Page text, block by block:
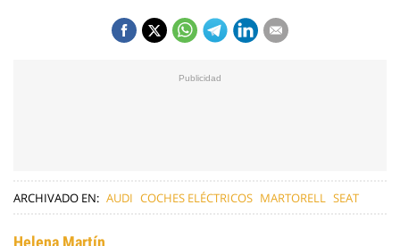
ARCHIVADO EN: AUDI COCHES ELÉCTRICOS MARTORELL SEAT
Helena Martín